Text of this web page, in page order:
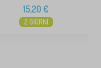
15,20 €
2 GIORNI